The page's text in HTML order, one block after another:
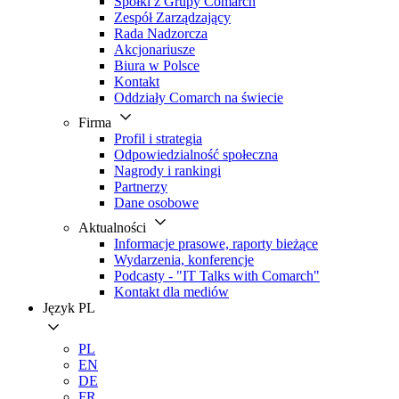
Zespół Zarządzający
Rada Nadzorcza
Akcjonariusze
Biura w Polsce
Kontakt
Oddziały Comarch na świecie
Firma
Profil i strategia
Odpowiedzialność społeczna
Nagrody i rankingi
Partnerzy
Dane osobowe
Aktualności
Informacje prasowe, raporty bieżące
Wydarzenia, konferencje
Podcasty - "IT Talks with Comarch"
Kontakt dla mediów
Język PL
PL
EN
DE